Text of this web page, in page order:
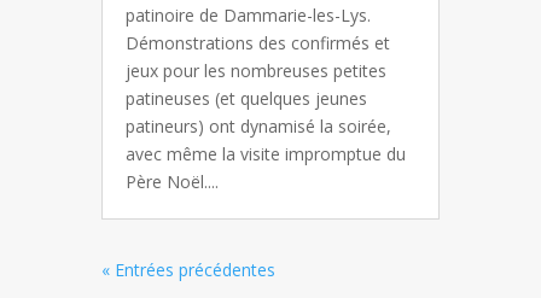
patinoire de Dammarie-les-Lys.
Démonstrations des confirmés et
jeux pour les nombreuses petites
patineuses (et quelques jeunes
patineurs) ont dynamisé la soirée,
avec même la visite impromptue du
Père Noël....
« Entrées précédentes